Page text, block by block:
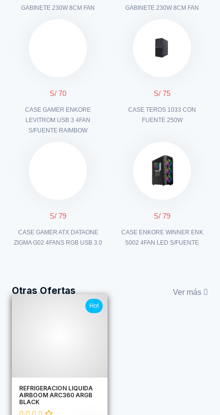
GABINETE 230W 8CM FAN
GABINETE 230W 8CM FAN
S/ 70
CASE GAMER ENKORE
LEVITROM USB 3 4FAN
S/FUENTE RAIMBOW
S/ 75
CASE TEROS 1033 CON
FUENTE 250W
S/ 79
CASE GAMER ATX DATAONE
ZIGMA G02 4FANS RGB USB 3.0
S/ 79
CASE ENKORE WINNER ENK
5002 4FAN LED S/FUENTE
Otras Ofertas Ver más
Hot
REFRIGERACION LIQUIDA
AIRBOOM ARC360 ARGB
BLACK